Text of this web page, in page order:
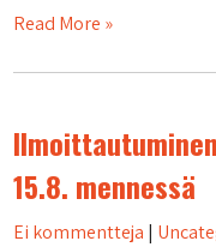
Read More »
15.8. mennessä
Ei kommentteja |